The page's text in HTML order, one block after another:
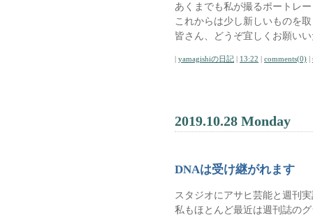
あくまでも私が撮るポートレ
これからは少し新しいものを
皆さん、どうぞ宜しくお願い
| yamagishiの日記 | 13:22 | comments(0) |
2019.10.28 Monday
DNAは受け継がれます
スタジオにアサヒ芸能と週刊
私もほとんど最近は週刊誌の